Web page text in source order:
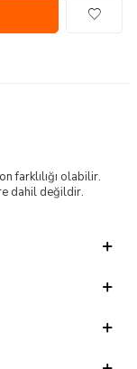
farklılığı olabilir.
dahil değildir.